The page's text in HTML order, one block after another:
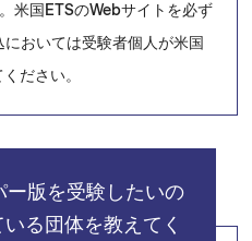
米国ETSのWebサイトを必ず
おいては受験者個人が米国
ださい。
ー版を受験したいの
る団体を教えてく